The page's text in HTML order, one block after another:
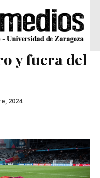
y fuera del
2024